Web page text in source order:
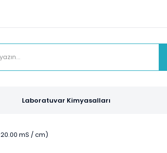
Laboratuvar Kimyasalları
20.00 mS / cm)